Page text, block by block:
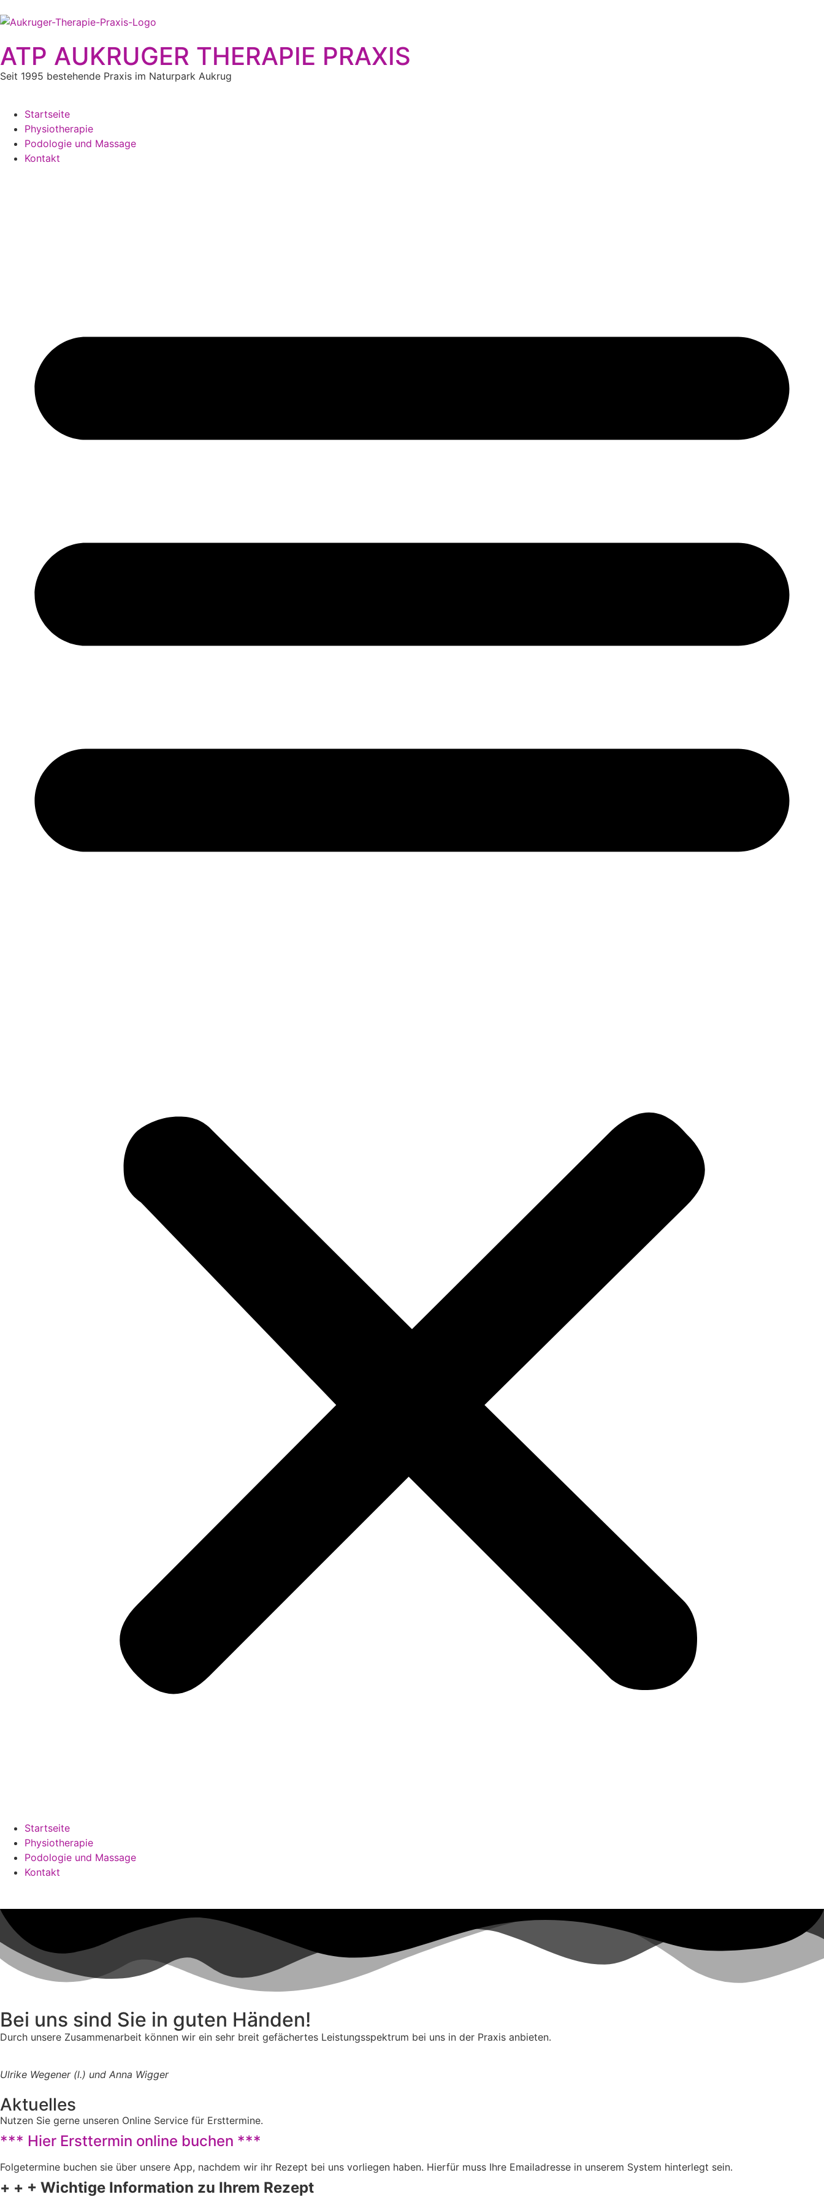
ATP AUKRUGER THERAPIE PRAXIS
Seit 1995 bestehende Praxis im Naturpark Aukrug
Startseite
Physiotherapie
Podologie und Massage
Kontakt
Startseite
Physiotherapie
Podologie und Massage
Kontakt
Bei uns sind Sie in guten Händen!
Durch unsere Zusammenarbeit können wir ein sehr breit gefächertes Leistungsspektrum bei uns in der Praxis anbieten.
Ulrike Wegener (l.) und Anna Wigger
Aktuelles
Nutzen Sie gerne unseren Online Service für Ersttermine.
*** Hier Ersttermin online buchen ***
Folgetermine buchen sie über unsere App, nachdem wir ihr Rezept bei uns vorliegen haben. Hierfür muss Ihre Emailadresse in unserem System hinterlegt sein.
+ + + Wichtige Information zu Ihrem Rezept